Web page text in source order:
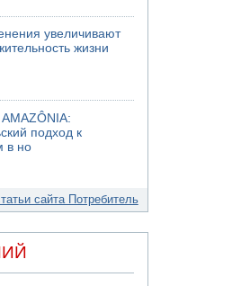
увеличивают
жизни
подход к
в но
сайта Потребитель